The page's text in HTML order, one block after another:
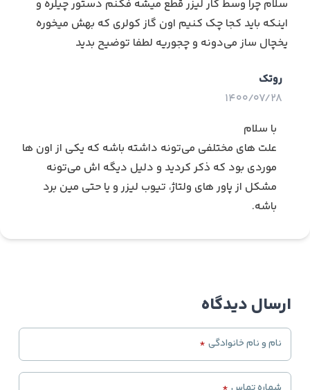
صورت سبب گرفتگی لوله‌ها، مخزن و خود تیوب نخواهد شد.
کاربرد چیلر دستگاه لیزر چیست؟
گردش جریان آب و خنک کردن آن توسط تراکم گاز داخل
کمپرسور گرمای حاصل از فوتون‌های تیوب لیزر را خارج
عدم کارکرد صحیح این قسمت کارکرد ماشین را به سرعت
مختل و تیوب شیشه‌ای را دچار مشکل می‌کند، لذا انتخاب
چیلر با توان خنک کنندگی مناسب از اهمیت زیادی برخوردار
چیلر لیزر سیستم خنک کننده تیوب لیزر است که با گردش
جریان آب و خنک کردن آن توسط تراکم گاز داخل کمپرسور
عدم کارکرد صحیح این قسمت کارکرد ماشین را به سرعت
مختل و تیوب شیشه‌ای را دچار مشکل می‌کند، لذا انتخاب
چیلر با توان خنک کنندگی مناسب از اهمیت زیادی برخوردار
است.
از طرفی کیفیت پایین چیلر‌ها و مدل‌های تقلبی به راحتی و
سلام چرا وسط کار لیزر قطع میشه فکنم دستور چیلره و
اینکه باید کجا چک کنیم اون گاز کولری که بهش میخوره
یخچال ساز می‌دونه و چجوریه لطفا توضیح بدید
روتک
1400/07/28
با سلام
علت های مختلفی می‌تونه داشته باشه که یکی از اون ها
موردی بود که ذکر کردید و دلیل دیگه اش می‌تونه
مشکل از پاور های ولتاژ، تیوب لیزر و یا حتی مین برد
باشه.
ارسال دیدگاه
نام و نام خانوادگی *